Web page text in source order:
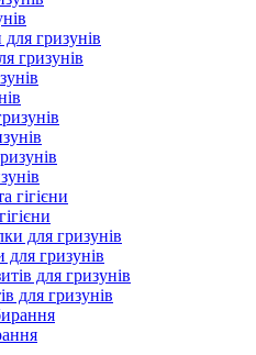
гризунів
для гризунів
для гризунів